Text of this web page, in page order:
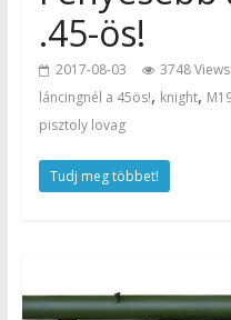
.45-ös!
2017-08-03 3748 Views
láncingnél a 45ös!, knight,
pisztoly lovag
Tudj meg többet!